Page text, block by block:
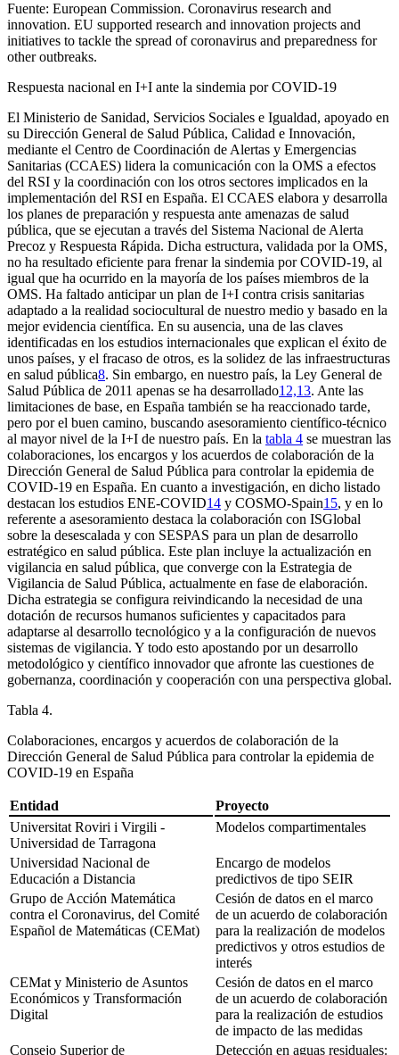
Fuente: European Commission. Coronavirus research and
innovation. EU supported research and innovation projects and
initiatives to tackle the spread of coronavirus and preparedness for
other outbreaks.
Respuesta nacional en I+I ante la sindemia por COVID-19
El Ministerio de Sanidad, Servicios Sociales e Igualdad, apoyado en
su Dirección General de Salud Pública, Calidad e Innovación,
mediante el Centro de Coordinación de Alertas y Emergencias
Sanitarias (CCAES) lidera la comunicación con la OMS a efectos
del RSI y la coordinación con los otros sectores implicados en la
implementación del RSI en España. El CCAES elabora y desarrolla
los planes de preparación y respuesta ante amenazas de salud
pública, que se ejecutan a través del Sistema Nacional de Alerta
Precoz y Respuesta Rápida. Dicha estructura, validada por la OMS,
no ha resultado eficiente para frenar la sindemia por COVID-19, al
igual que ha ocurrido en la mayoría de los países miembros de la
OMS. Ha faltado anticipar un plan de I+I contra crisis sanitarias
adaptado a la realidad sociocultural de nuestro medio y basado en la
mejor evidencia científica. En su ausencia, una de las claves
identificadas en los estudios internacionales que explican el éxito de
unos países, y el fracaso de otros, es la solidez de las infraestructuras
en salud pública8. Sin embargo, en nuestro país, la Ley General de
Salud Pública de 2011 apenas se ha desarrollado12,13. Ante las
limitaciones de base, en España también se ha reaccionado tarde,
pero por el buen camino, buscando asesoramiento científico-técnico
al mayor nivel de la I+I de nuestro país. En la tabla 4 se muestran las
colaboraciones, los encargos y los acuerdos de colaboración de la
Dirección General de Salud Pública para controlar la epidemia de
COVID-19 en España. En cuanto a investigación, en dicho listado
destacan los estudios ENE-COVID14 y COSMO-Spain15, y en lo
referente a asesoramiento destaca la colaboración con ISGlobal
sobre la desescalada y con SESPAS para un plan de desarrollo
estratégico en salud pública. Este plan incluye la actualización en
vigilancia en salud pública, que converge con la Estrategia de
Vigilancia de Salud Pública, actualmente en fase de elaboración.
Dicha estrategia se configura reivindicando la necesidad de una
dotación de recursos humanos suficientes y capacitados para
adaptarse al desarrollo tecnológico y a la configuración de nuevos
sistemas de vigilancia. Y todo esto apostando por un desarrollo
metodológico y científico innovador que afronte las cuestiones de
gobernanza, coordinación y cooperación con una perspectiva global.
Tabla 4.
Colaboraciones, encargos y acuerdos de colaboración de la
Dirección General de Salud Pública para controlar la epidemia de
COVID-19 en España
Entidad
Proyecto
Universitat Roviri i Virgili -
Universidad de Tarragona
Modelos compartimentales
Universidad Nacional de
Educación a Distancia
Encargo de modelos
predictivos de tipo SEIR
Grupo de Acción Matemática
contra el Coronavirus, del Comité
Español de Matemáticas (CEMat)
Cesión de datos en el marco
de un acuerdo de colaboración
para la realización de modelos
predictivos y otros estudios de
interés
CEMat y Ministerio de Asuntos
Económicos y Transformación
Digital
Cesión de datos en el marco
de un acuerdo de colaboración
para la realización de estudios
de impacto de las medidas
Consejo Superior de
Detección en aguas residuales: